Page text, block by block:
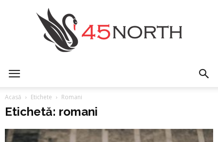
Acasă Etichete Romani
Etichetă: romani